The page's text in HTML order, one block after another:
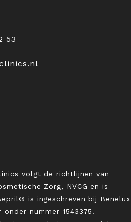
53
volgt de richtlijnen van
Zorg, NVCG en is
is ingeschreven bij Benelux
onder nummer 1543375.